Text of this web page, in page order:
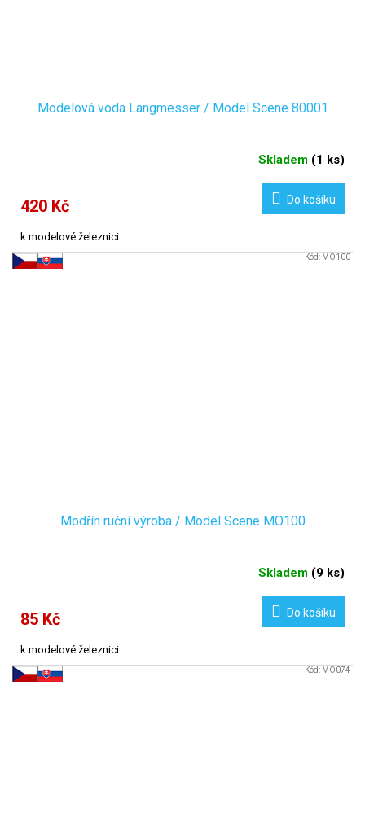
Modelová voda Langmesser / Model Scene 80001
Skladem (1 ks)
420 Kč Do košíku
k modelové železnici
Modřín ruční výroba / Model Scene MO100
Skladem (9 ks)
85 Kč Do košíku
k modelové železnici
Kód: MO100
Kód: MO074